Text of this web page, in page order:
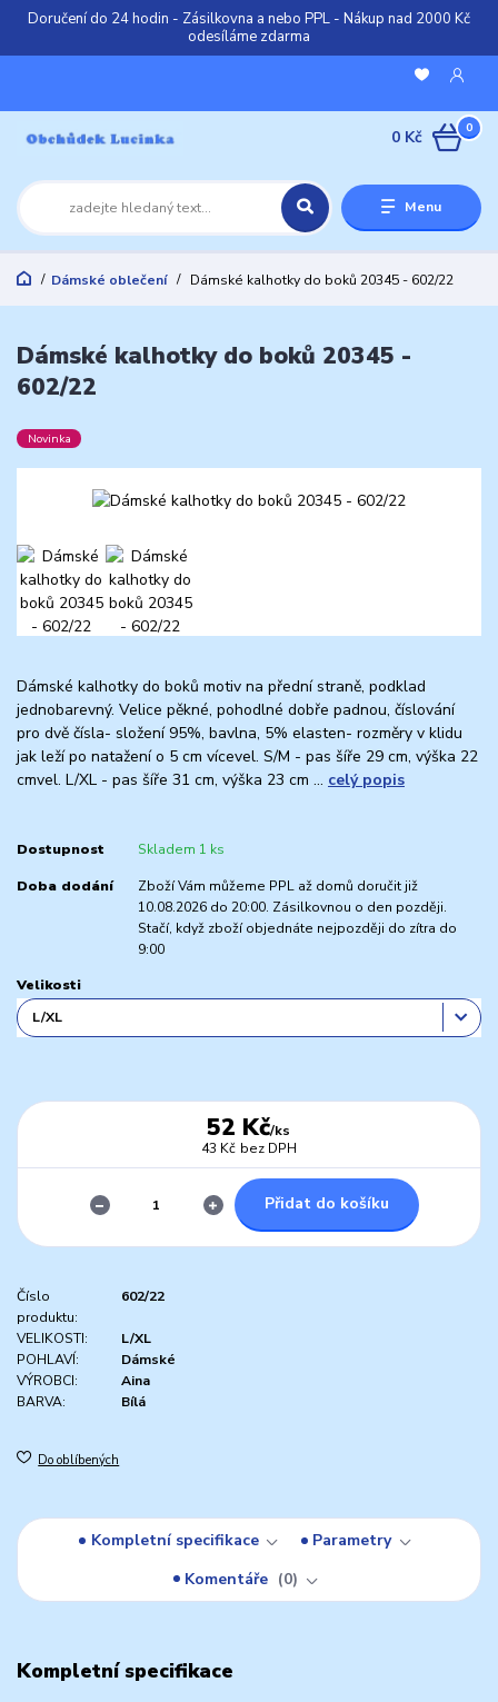
Doručení do 24 hodin - Zásilkovna a nebo PPL - Nákup nad 2000 Kč
odesíláme zdarma
Menu
0
0 Kč
Dámské oblečení Dámské kalhotky do boků 20345 - 602/22
Dámské kalhotky do boků 20345 -
602/22
Novinka
Dámské kalhotky do boků motiv na přední straně, podklad
jednobarevný. Velice pěkné, pohodlné dobře padnou, číslování
pro dvě čísla- složení 95%, bavlna, 5% elasten- rozměry v klidu
jak leží po natažení o 5 cm vícevel. S/M - pas šíře 29 cm, výška 22
cmvel. L/XL - pas šíře 31 cm, výška 23 cm ... celý popis
Dostupnost Skladem 1 ks
Doba dodání
Zboží Vám můžeme PPL až domů doručit již
10.08.2026 do 20:00. Zásilkovnou o den později.
Stačí, když zboží objednáte nejpozději do zítra do
9:00
Velikosti
52 Kč/ks
43 Kč bez DPH
Přidat do košíku
Číslo
produktu:
602/22
VELIKOSTI:
L/XL
POHLAVÍ:
Dámské
VÝROBCI:
Aina
BARVA:
Bílá
Do oblíbených
Kompletní specifikace
Parametry
Komentáře
0
Kompletní specifikace